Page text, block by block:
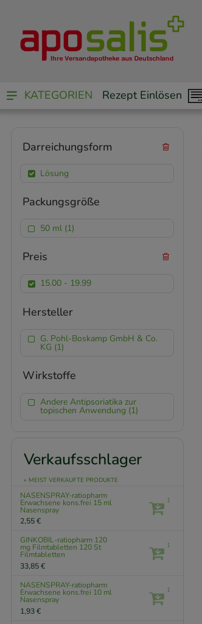
KATEGORIEN Rezept Einlösen
Darreichungsform
Lösung
Packungsgröße
50 ml (1)
Preis
15.00 - 19.99
Hersteller
G. Pohl-Boskamp GmbH & Co.
KG (1)
Wirkstoffe
Andere Antipsoriatika zur
topischen Anwendung (1)
Verkaufsschlager
» MEIST VERKAUFTE PRODUKTE
NASENSPRAY-ratiopharm
Erwachsene kons.frei 15 ml
Nasenspray
2,55 €
1
GINKOBIL-ratiopharm 120
mg Filmtabletten 120 St
Filmtabletten
33,85 €
1
NASENSPRAY-ratiopharm
Erwachsene kons.frei 10 ml
Nasenspray
1,93 €
1